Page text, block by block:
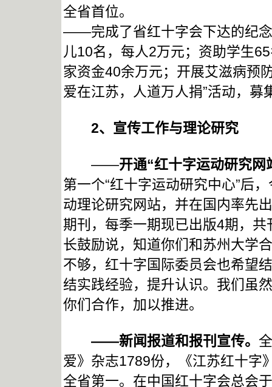
全省首位。
——完成了省红十字会下达的纪
儿10名，每人2万元；资助学生
家资金40余万元；开展艾滋病预
爱在江苏，人道万人捐”活动，募
2、宣传工作与理论研究
——开通“红十字运动研究网
第一个“红十字运动研究中心”后
动理论研究网站，并在国内率先
期刊，每季一期现已出版4期，
长鼓励说，知道你们和苏州大学
不够，红十字国际委员会也希望
结实践经验，提升认识。我们虽
你们合作，加以推进。
——新闻报道和报刊宣传。
爱》杂志1789份，《江苏红十字
全省第一。在中国红十字会总会